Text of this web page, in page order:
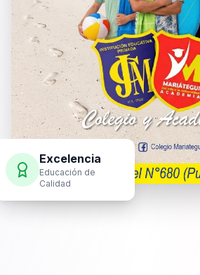
Excelencia
Educación de
Calidad